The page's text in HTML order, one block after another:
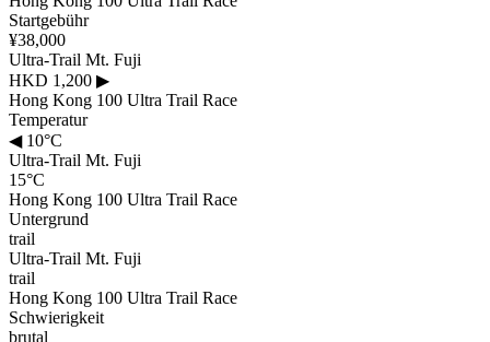
Startgebühr
¥38,000
Ultra-Trail Mt. Fuji
HKD 1,200 ▶
Hong Kong 100 Ultra Trail Race
Temperatur
◀10°C
Ultra-Trail Mt. Fuji
15°C
Hong Kong 100 Ultra Trail Race
Untergrund
trail
Ultra-Trail Mt. Fuji
trail
Hong Kong 100 Ultra Trail Race
Schwierigkeit
brutal